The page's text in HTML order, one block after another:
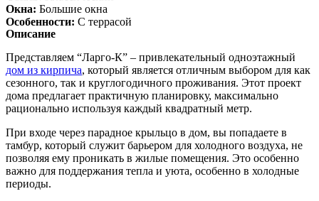
Окна: Большие окна
Особенности: С террасой
Описание
Представляем “Ларго-К” – привлекательный одноэтажный
дом из кирпича, который является отличным выбором для как
сезонного, так и круглогодичного проживания. Этот проект
дома предлагает практичную планировку, максимально
рационально используя каждый квадратный метр.
При входе через парадное крыльцо в дом, вы попадаете в
тамбур, который служит барьером для холодного воздуха, не
позволяя ему проникать в жилые помещения. Это особенно
важно для поддержания тепла и уюта, особенно в холодные
периоды.